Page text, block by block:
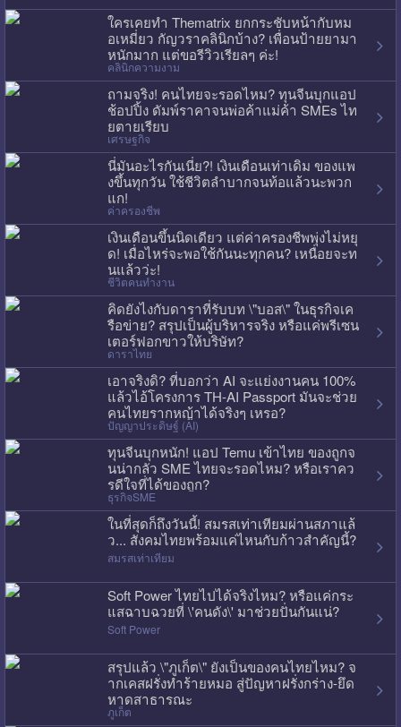
ใครเคยทำ Thematrix ยกกระชับหน้ากับหม
อเหมี่ยว กัญวราคลินิกบ้าง? เพื่อนป้ายยามา
หนักมาก แต่ขอรีวิวเรียลๆ ค่ะ!
คลินิกความงาม
ถามจริง! คนไทยจะรอดไหม? ทุนจีนบุกแอป
ช้อปปิ้ง ดัมพ์ราคาจนพ่อค้าแม่ค้า SMEs ไท
ยตายเรียบ
เศรษฐกิจ
นี่มันอะไรกันเนี่ย?! เงินเดือนเท่าเดิม ของแพ
งขึ้นทุกวัน ใช้ชีวิตลำบากจนท้อแล้วนะพวก
แก!
ค่าครองชีพ
เงินเดือนขึ้นนิดเดียว แต่ค่าครองชีพพุ่งไม่หยุ
ด! เมื่อไหร่จะพอใช้กันนะทุกคน? เหนื่อยจะท
นแล้วว่ะ!
ชีวิตคนทำงาน
คิดยังไงกับดาราที่รับบท \"บอส\" ในธุรกิจเค
รือข่าย? สรุปเป็นผู้บริหารจริง หรือแค่พรีเซน
เตอร์ฟอกขาวให้บริษัท?
ดาราไทย
เอาจริงดิ? ที่บอกว่า AI จะแย่งงานคน 100%
แล้วไอ้โครงการ TH-AI Passport มันจะช่วย
คนไทยรากหญ้าได้จริงๆ เหรอ?
ปัญญาประดิษฐ์ (AI)
ทุนจีนบุกหนัก! แอป Temu เข้าไทย ของถูกจ
นน่ากลัว SME ไทยจะรอดไหม? หรือเราคว
รดีใจที่ได้ของถูก?
ธุรกิจSME
ในที่สุดก็ถึงวันนี้! สมรสเท่าเทียมผ่านสภาแล้
ว... สังคมไทยพร้อมแค่ไหนกับก้าวสำคัญนี้?
สมรสเท่าเทียม
Soft Power ไทยไปได้จริงไหม? หรือแค่กระ
แสฉาบฉวยที่ \'คนดัง\' มาช่วยปั่นกันแน่?
Soft Power
สรุปแล้ว \"ภูเก็ต\" ยังเป็นของคนไทยไหม? จ
ากเคสฝรั่งทำร้ายหมอ สู่ปัญหาฝรั่งกร่าง-ยึด
หาดสาธารณะ
ภูเก็ต